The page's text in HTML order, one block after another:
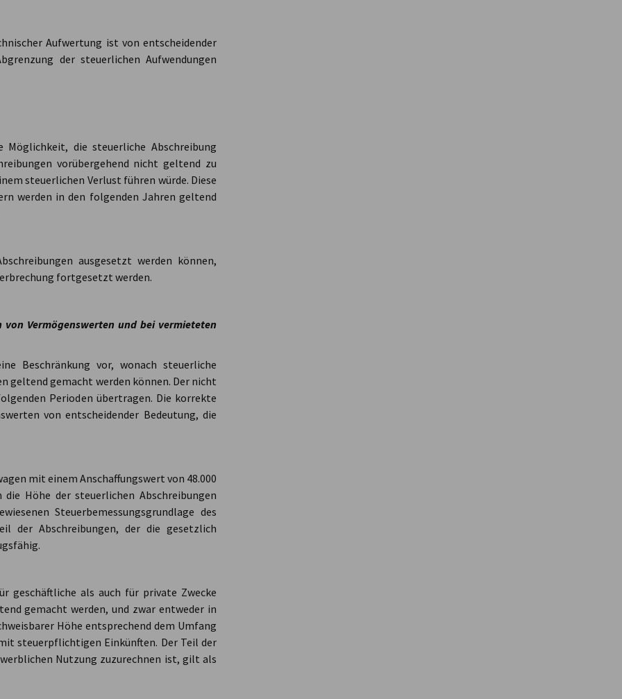
Aufwertung ist von entscheidender
der steuerlichen Aufwendungen
die steuerliche Abschreibung
vorübergehend nicht geltend zu
steuerlichen Verlust führen würde. Diese
werden in den folgenden Jahren geltend
ausgesetzt werden können,
fortgesetzt werden.
Vermögenswerten und bei vermieteten
Beschränkung vor, wonach steuerliche
geltend gemacht werden können. Der nicht
Perioden übertragen. Die korrekte
von entscheidender Bedeutung, die
mit einem Anschaffungswert von 48.000
Höhe der steuerlichen Abschreibungen
Steuerbemessungsgrundlage des
der Abschreibungen, der die gesetzlich
geschäftliche als auch für private Zwecke
gemacht werden, und zwar entweder in
Höhe entsprechend dem Umfang
steuerpflichtigen Einkünften. Der Teil der
Nutzung zuzurechnen ist, gilt als